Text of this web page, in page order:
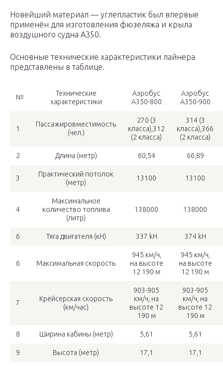
Новейший материал — углепластик был впервые
применён для изготовления фюзеляжа и крыла
воздушного судна A350.
Основные технические характеристики лайнера
представлены в таблице.
№
Технические
характеристики
Аэробус
А350-800
Аэробус
А350-900
1
Пассажировместимость
(чел.)
270 (3
класса),312
(2 класса)
314 (3
класса),366
(2 класса)
2 Длина (метр) 60,54 66,89
3
Практический потолок
(метр)
13100 13100
4
Максимальное
количество топлива
(литр)
138000 138000
6 Тяга двигателя (кН) 337 kH 374 kH
6 Максимальная скорость
945 км/ч,
на высоте
12 190 м
945 км/ч,
на высоте
12 190 м
7
Крейсерская скорость
(км/час)
903-905
км/ч, на
высоте 12
190 м
903-905
км/ч, на
высоте 12
190 м
8 Ширина кабины (метр) 5,61 5,61
9 Высота (метр) 17,1 17,1